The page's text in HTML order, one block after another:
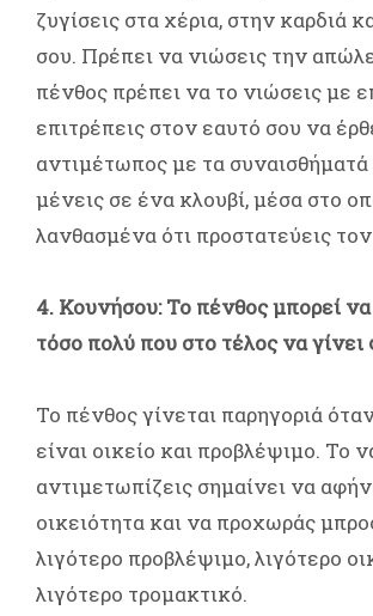
ζυγίσεις στα χέρια, στην καρδιά
σου. Πρέπει να νιώσεις την
πένθος πρέπει να το νιώσεις με
επιτρέπεις στον εαυτό σου να
αντιμέτωπος με τα συναισθήματά
μένεις σε ένα κλουβί, μέσα στο
λανθασμένα ότι προστατεύεις
4. Κουνήσου: Το πένθος μπορεί να
τόσο πολύ που στο τέλος να γίνει
Το πένθος γίνεται παρηγοριά
είναι οικείο και προβλέψιμο. Το
αντιμετωπίζεις σημαίνει να
οικειότητα και να προχωράς
λιγότερο προβλέψιμο, λιγότερο
λιγότερο τρομακτικό.